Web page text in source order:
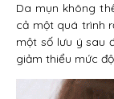
Da mụn không
cả một quá trình
một số lưu ý sau
giảm thiểu mức